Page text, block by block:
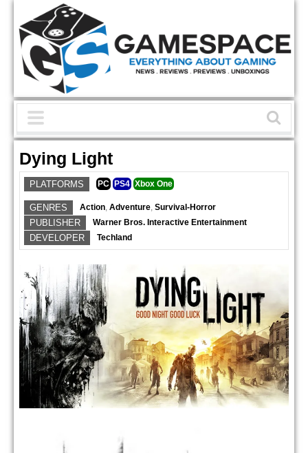
Dying Light
PLATFORMS PC PS4 Xbox One
GENRES Action, Adventure, Survival-Horror
PUBLISHER Warner Bros. Interactive Entertainment
DEVELOPER Techland